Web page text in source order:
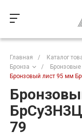
Главная / Каталог
Бронза
/ Бронзовые
Бронзовый лист 95 мм
79